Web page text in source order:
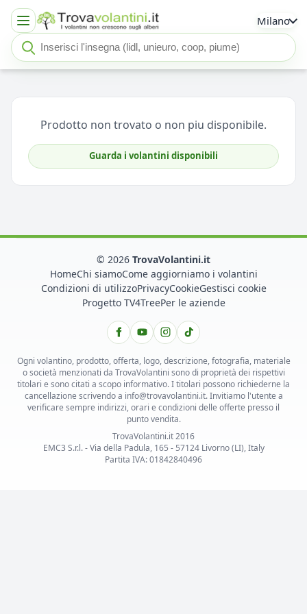
Milano
Cerca insegna o negozio
Seleziona un'insegna
Prodotto non trovato o non piu disponibile.
Guarda i volantini disponibili
© 2026 TrovaVolantini.it
HomeChi siamoCome aggiorniamo i volantini
Condizioni di utilizzoPrivacyCookieGestisci cookie
Progetto TV4TreePer le aziende
Ogni volantino, prodotto, offerta, logo, descrizione, fotografia, materiale
o società menzionati da TrovaVolantini sono di proprietà dei rispettivi
titolari e sono citati a scopo informativo. I titolari possono richiederne la
cancellazione scrivendo a info@trovavolantini.it. Invitiamo l'utente a
verificare sempre indirizzi, orari e condizioni delle offerte presso il
punto vendita.
TrovaVolantini.it 2016
EMC3 S.r.l. - Via della Padula, 165 - 57124 Livorno (LI), Italy
Partita IVA: 01842840496